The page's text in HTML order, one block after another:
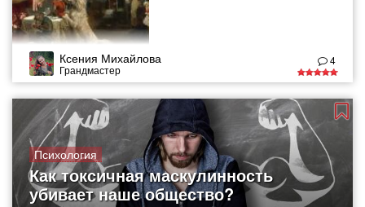
Ксения Михайлова
Грандмастер
4
Психология
Как токсичная маскулинность
убивает наше общество?